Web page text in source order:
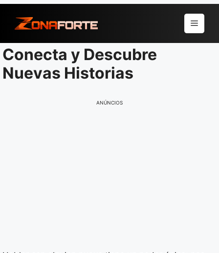
para
conteúdo
Menu
Conecta y Descubre
Nuevas Historias
ANÚNCIOS